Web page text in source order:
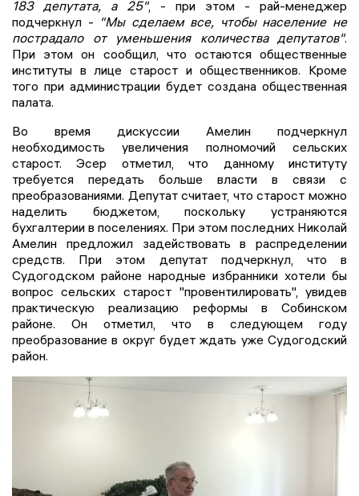
183 депутата, а 25", - при этом - рай-менеджер
подчеркнул - "Мы сделаем все, чтобы население не
пострадало от уменьшения количества депутатов".
При этом он сообщил, что остаются общественные
институты в лице старост и общественников. Кроме
того при администрации будет создана общественная
палата.
Во время дискуссии Амелин подчеркнул
необходимость увеличения полномочий сельских
старост. Эсер отметил, что данному институту
требуется передать больше власти в связи с
преобразованиями. Депутат считает, что старост можно
наделить бюджетом, поскольку устраняются
бухгалтерии в поселениях. При этом последних Николай
Амелин предложил задействовать в распределении
средств. При этом депутат подчеркнул, что в
Судогодском районе народные избранники хотели бы
вопрос сельских старост "провентилировать", увидев
практическую реализацию реформы в Собинском
районе. Он отметил, что в следующем году
преобразование в округ будет ждать уже Судогодский
район.